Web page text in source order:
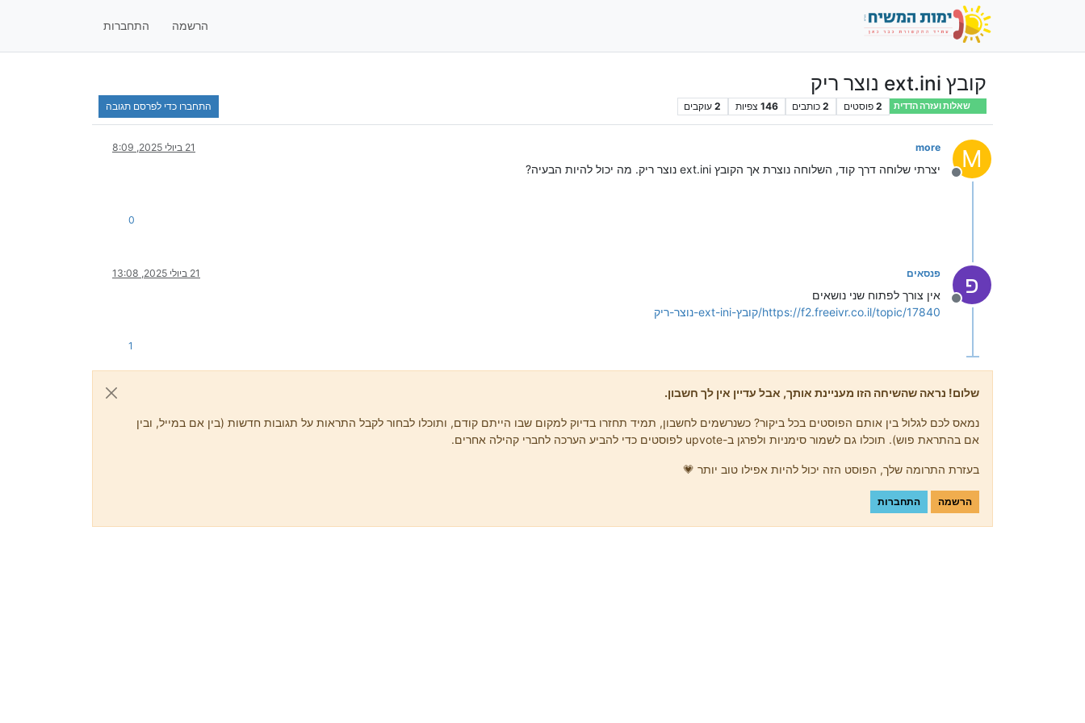
הרשמה התחברות
קובץ ext.ini נוצר ריק
שאלות ועזרה הדדית 2 פוסטים 2 כותבים 146 צפיות 2 עוקבים התחברו כדי לפרסם תגובה
M
מנותק
more 21 ביולי 2025, 8:09
יצרתי שלוחה דרך קוד, השלוחה נוצרת אך הקובץ ext.ini נוצר ריק. מה יכול להיות הבעיה?
0
פ
מנותק
פנסאים 21 ביולי 2025, 13:08
אין צורך לפתוח שני נושאים
https://f2.freeivr.co.il/topic/17840/קובץ-ext-ini-נוצר-ריק
1
שלום! נראה שהשיחה הזו מעניינת אותך, אבל עדיין אין לך חשבון.
נמאס לכם לגלול בין אותם הפוסטים בכל ביקור? כשנרשמים לחשבון, תמיד תחזרו בדיוק למקום שבו הייתם קודם, ותוכלו לבחור לקבל התראות על תגובות חדשות (בין אם במייל, ובין
אם בהתראת פוש). תוכלו גם לשמור סימניות ולפרגן ב-upvote לפוסטים כדי להביע הערכה לחברי קהילה אחרים.
בעזרת התרומה שלך, הפוסט הזה יכול להיות אפילו טוב יותר 💗
הרשמה התחברות